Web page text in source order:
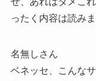
ったく内容は読み
名無しさん
ベネッセ、こんな